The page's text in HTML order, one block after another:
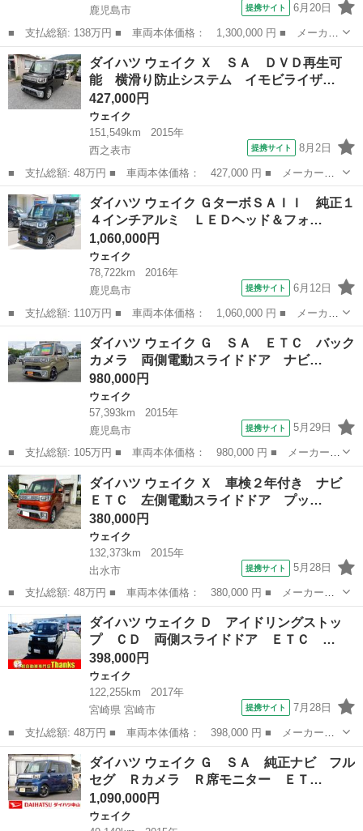
鹿児島市
提携サイト 6月20日
■ 支払総額: 138万円 ■ 車両本体価格： 1,300,000 円 ■ メーカー
名： ダイハツ ■ 車種名： ウェイク ■ グレード名： Ｇターボ
リミテッドＳＡＩＩＩ ＡＨＢ フルフラットシート Ａライト 横
滑り防止 ...
鹿児島 鹿児島市 ウェイク
ダイハツ ウェイク Ｘ ＳＡ ＤＶＤ再生可
能 横滑り防止システム イモビライザ…
427,000円
ウェイク
151,549km
2015年
西之表市
提携サイト 8月2日
■ 支払総額: 48万円 ■ 車両本体価格： 427,000 円 ■ メーカー
名： ダイハツ ■ 車種名： ウェイク ■ グレード名： Ｘ Ｓ
Ａ ＤＶＤ再生可能 横滑り防止システム イモビライザー ターボ
付 キーレスエント...
鹿児島 西之表市 ウェイク
ダイハツ ウェイク ＧターボＳＡＩＩ 純正１
４インチアルミ ＬＥＤヘッド＆フォ…
1,060,000円
ウェイク
78,722km
2016年
鹿児島市
提携サイト 6月12日
■ 支払総額: 110万円 ■ 車両本体価格： 1,060,000 円 ■ メーカー
名： ダイハツ ■ 車種名： ウェイク ■ グレード名： Ｇターボ
ＳＡＩＩ 純正１４インチアルミ ＬＥＤヘッド＆フォグランプ プ
ッシュスタ...
鹿児島市 ウェイク
ダイハツ ウェイク Ｇ ＳＡ ＥＴＣ バック
カメラ 両側電動スライドドア ナビ…
980,000円
ウェイク
57,393km
2015年
鹿児島市
提携サイト 5月29日
■ 支払総額: 105万円 ■ 車両本体価格： 980,000 円 ■ メーカー
名： ダイハツ ■ 車種名： ウェイク ■ グレード名： Ｇ Ｓ
Ａ ＥＴＣ バックカメラ 両側電動スライドドア ナビ ＴＶ 衝
突被害軽減システ...
鹿児島 鹿児島市 ウェイク
ダイハツ ウェイク Ｘ 車検２年付き ナビ
ＥＴＣ 左側電動スライドドア プッ…
380,000円
ウェイク
132,373km
2015年
出水市
提携サイト 5月28日
■ 支払総額: 48万円 ■ 車両本体価格： 380,000 円 ■ メーカー
名： ダイハツ ■ 車種名： ウェイク ■ グレード名： Ｘ 車検
２年付き ナビ ＥＴＣ 左側電動スライドドア プッシュスター
ト アイドリングス...
鹿児島 出水市 ウェイク
ダイハツ ウェイク Ｄ アイドリングストッ
プ ＣＤ 両側スライドドア ＥＴＣ …
398,000円
ウェイク
122,255km
2017年
宮崎県 宮崎市
提携サイト 7月28日
■ 支払総額: 48万円 ■ 車両本体価格： 398,000 円 ■ メーカー
名： ダイハツ ■ 車種名： ウェイク ■ グレード名： Ｄ アイ
ドリングストップ ＣＤ 両側スライドドア ＥＴＣ ＡＢＳ セキ
ュリティ キーレ...
宮崎 宮崎市 ウェイク
ダイハツ ウェイク Ｇ ＳＡ 純正ナビ フル
セグ Ｒカメラ Ｒ席モニター ＥＴ…
1,090,000円
ウェイク